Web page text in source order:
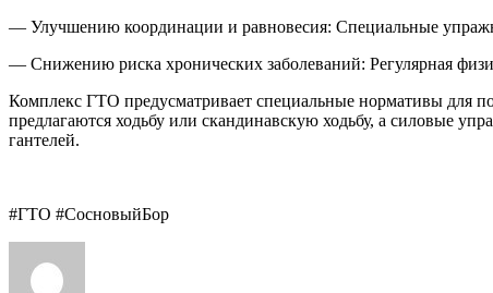
— Улучшению координации и равновесия: Специальные
— Снижению риска хронических заболеваний: Регулярная
Комплекс ГТО предусматривает специальные нормативы для
предлагаются ходьбу или скандинавскую ходьбу, а силовые
гантелей.
#ГТО #СосновыйБор